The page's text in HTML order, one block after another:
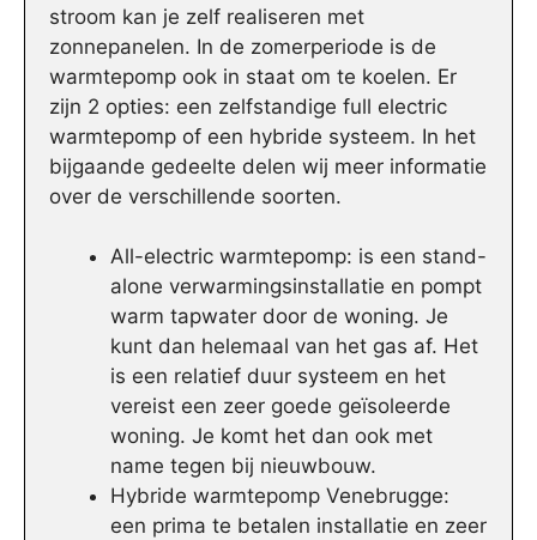
stroom kan je zelf realiseren met
zonnepanelen. In de zomerperiode is de
warmtepomp ook in staat om te koelen. Er
zijn 2 opties: een zelfstandige full electric
warmtepomp of een hybride systeem. In het
bijgaande gedeelte delen wij meer informatie
over de verschillende soorten.
All-electric warmtepomp: is een stand-
alone verwarmingsinstallatie en pompt
warm tapwater door de woning. Je
kunt dan helemaal van het gas af. Het
is een relatief duur systeem en het
vereist een zeer goede geïsoleerde
woning. Je komt het dan ook met
name tegen bij nieuwbouw.
Hybride warmtepomp Venebrugge:
een prima te betalen installatie en zeer